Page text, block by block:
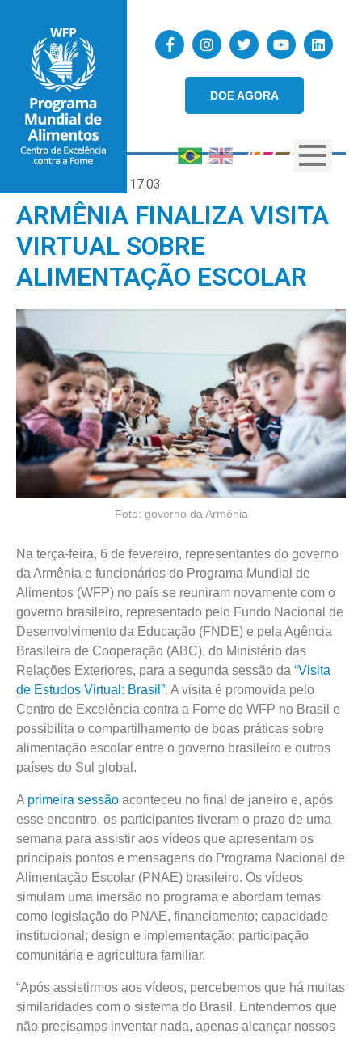
DOE AGORA
17:03
ARMÊNIA FINALIZA VISITA
VIRTUAL SOBRE
ALIMENTAÇÃO ESCOLAR
Foto: governo da Armênia
Na terça-feira, 6 de fevereiro, representantes do governo
da Armênia e funcionários do Programa Mundial de
Alimentos (WFP) no país se reuniram novamente com o
governo brasileiro, representado pelo Fundo Nacional de
Desenvolvimento da Educação (FNDE) e pela Agência
Brasileira de Cooperação (ABC), do Ministério das
Relações Exteriores, para a segunda sessão da “Visita
de Estudos Virtual: Brasil”. A visita é promovida pelo
Centro de Excelência contra a Fome do WFP no Brasil e
possibilita o compartilhamento de boas práticas sobre
alimentação escolar entre o governo brasileiro e outros
países do Sul global.
A primeira sessão aconteceu no final de janeiro e, após
esse encontro, os participantes tiveram o prazo de uma
semana para assistir aos vídeos que apresentam os
principais pontos e mensagens do Programa Nacional de
Alimentação Escolar (PNAE) brasileiro. Os vídeos
simulam uma imersão no programa e abordam temas
como legislação do PNAE, financiamento; capacidade
institucional; design e implementação; participação
comunitária e agricultura familiar.
“Após assistirmos aos vídeos, percebemos que há muitas
similaridades com o sistema do Brasil. Entendemos que
não precisamos inventar nada, apenas alcançar nossos